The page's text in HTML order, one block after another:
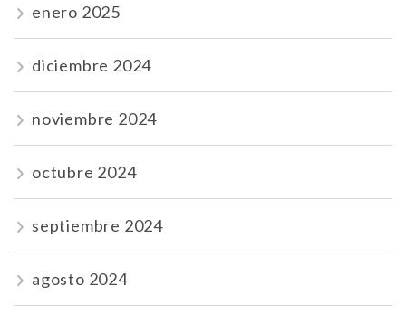
enero 2025
diciembre 2024
noviembre 2024
octubre 2024
septiembre 2024
agosto 2024